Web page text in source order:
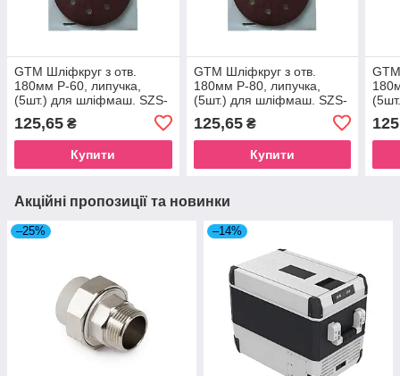
GTM Шліфкруг з отв.
180мм Р-60, липучка,
(5шт.) для шліфмаш. SZS-
125,65 ₴
Купити
GTM Шліфкруг з отв.
180мм Р-80, липучка,
(5шт.) для шліфмаш. SZS-
125,65₴
Купити
Акційні пропозиції та новинки
–25% –14%